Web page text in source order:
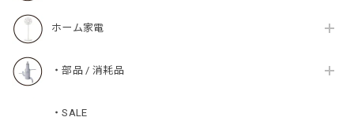
ホーム家電
・部品 / 消耗品
・SALE